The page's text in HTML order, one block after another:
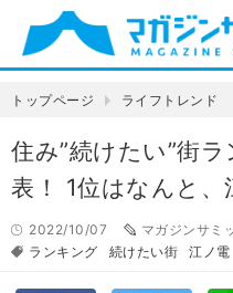
トップページ ライフトレンド
住み”続けたい”街
表！ 1位はなんと、
2022/10/07
マガジンサミ
ランキング
続けたい街 江ノ電